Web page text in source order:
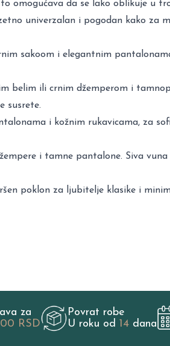
omogućava da se lako oblikuje u
univerzalan i pogodan kako za
sakoom i elegantnim
belim ili crnim džemperom i
susrete.
i kožnim rukavicama, za
i tamne pantalone. Siva
poklon za ljubitelje klasike i
za
RSD
Povrat robe
U roku od 14 dana